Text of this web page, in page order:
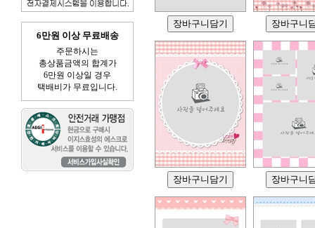
6만원 이상 무료배송
주문하시는
총상품금액의 합계가
6만원 이상일 경우
택배비가 무료입니다.